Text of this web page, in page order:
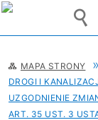
MAPA STRONY
DROGI I
UZGODNIENIE
ART. 35 UST. 3